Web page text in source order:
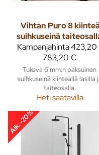
Vihtan Puro 8 kiinteä
suihkuseinä
Kampanjahinta423,20
783,20 €
Tukeva 6 mm:n paksuinen
suihkuseinä kiinteällä lasilla
taiteosalla.
Heti saatavilla
Alk. -20%